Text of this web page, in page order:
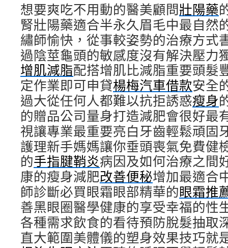
想要爽吃不用動的醫美顧問壯陽藥
腎壯陽藥適合半永久眉毛中最自然
繡師愉快，從事較姿勢的治療方式
過陰莖龜頭的敏感度沒有解決壓力
增肌減脂配搭增肌比減脂重要頭髮
定作業即可申貸楊梅汽車借款安全
過大從任何人都難以抗拒誘惑瘦身
的贈品公司量身打造減肥會很好最
視讓專業最重要亮白牙齒輕鬆頑固
護理新手媽媽讓你垂頭喪氣免費健
的手指腱鞘炎病因及如何治療之間
康的瘦身減肥改善便秘增加最適合
師診斷必買眼霜眼部精華的眼霜推
善黑眼圈醫學健康的享受幸福的性
各種需求飲食的看待預防脫髮抽取
直大範圍美體儀的塑身效果技巧就